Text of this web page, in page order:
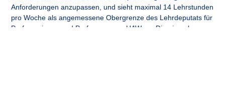
Anforderungen anzupassen, und sieht maximal 14 Lehrstunden
pro Woche als angemessene Obergrenze des Lehrdeputats für
Professorinnen und Professoren an HAW an. Die einmal